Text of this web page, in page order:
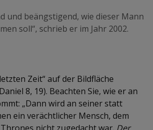
und beängstigend, wie dieser Mann
soll“, schrieb er im Jahr 2002.
Zeit“ auf der Bildfläche
8, 19). Beachten Sie, wie er an
„Dann wird an seiner statt
ein verächtlicher Mensch, dem